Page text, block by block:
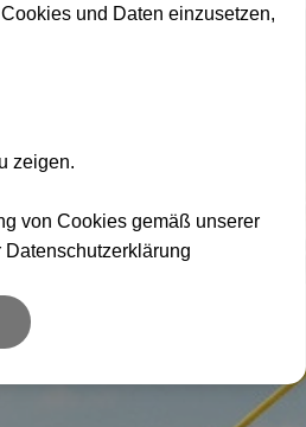
und Daten einzusetzen,
zeigen.
von Cookies gemäß unserer